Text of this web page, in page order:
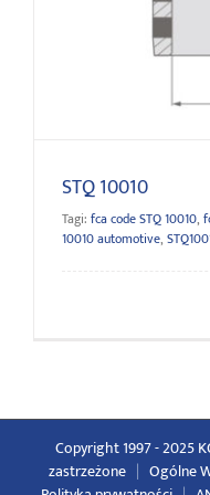
STQ 10010
Tagi: fca code STQ 10010,
10010 automotive,
Copyright 1997 - 2025
zastrzeżone | Ogólne